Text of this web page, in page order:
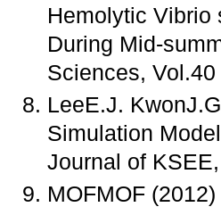
Hemolytic Vibrio
During Mid-
Sciences,
LeeE.J.
Simulation
Journal of
MOFMOF